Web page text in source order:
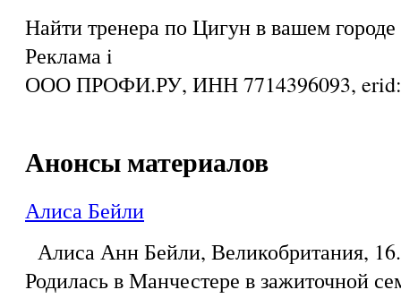
Найти тренера по Цигун в вашем городе
Рекламаi
ООО ПРОФИ.РУ, ИНН 7714396093,
Анонсы материалов
Алиса Бейли
Алиса Анн Бейли, Великобритания,
Родилась в Манчестере в зажиточной